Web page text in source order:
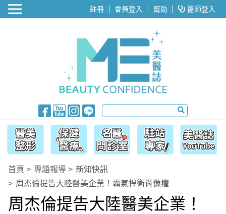
醫美整形 註冊 會員登入 幫助 醫師登入
首頁 專題報導
新知快訊
周杰倫提告大陸醫美企業！霸氣捍衛肖像權
周杰倫提告大陸醫美企業！